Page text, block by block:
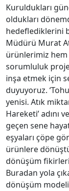
Kuruldukları
oldukları
hedeflediklerini
Müdürü Murat
ürünlerimiz
sorumluluk
inşa etmek için
duyuyoruz.
yenisi. Atık
Hareketi’ adını
geçen sene
eşyaları çöpe
ürünlere
dönüşüm
Buradan yola
dönüşüm